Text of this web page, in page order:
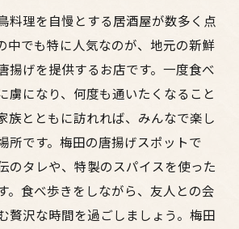
料理を自慢とする居酒屋が数多く点
中でも特に人気なのが、地元の新鮮
揚げを提供するお店です。一度食べ
虜になり、何度も通いたくなること
族とともに訪れれば、みんなで楽し
所です。梅田の唐揚げスポットで
のタレや、特製のスパイスを使った
。食べ歩きをしながら、友人との会
贅沢な時間を過ごしましょう。梅田